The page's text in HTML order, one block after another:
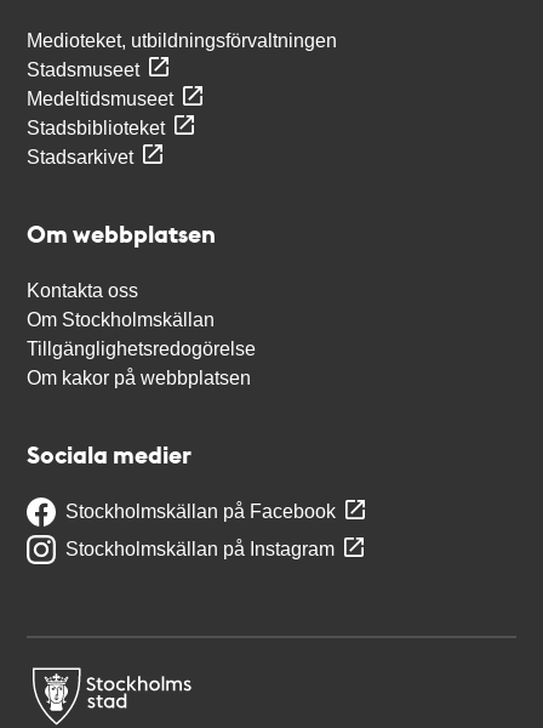
Medioteket, utbildningsförvaltningen
Stadsmuseet
Medeltidsmuseet
Stadsbiblioteket
Stadsarkivet
Om webbplatsen
Kontakta oss
Om Stockholmskällan
Tillgänglighetsredogörelse
Om kakor på webbplatsen
Sociala medier
Stockholmskällan på Facebook
Stockholmskällan på Instagram